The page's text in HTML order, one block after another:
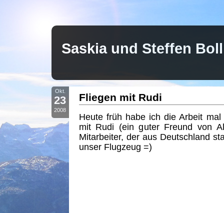
Saskia und Steffen
Okt.
23
2008
Fliegen mit Rudi
Heute früh habe ich die Arbeit
mit Rudi (ein guter Freund von
Mitarbeiter, der aus Deutschland
unser Flugzeug =)